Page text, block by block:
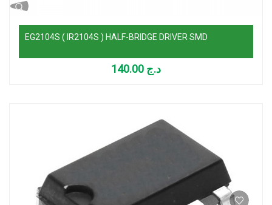
EG2104S ( IR2104S ) HALF-BRIDGE DRIVER SMD
د.ج